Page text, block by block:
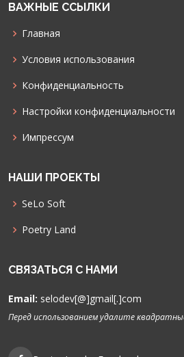
ВАЖНЫЕ ССЫЛКИ
Главная
Условия использования
Конфиденциальность
Настройки конфиденциальности
Импрессум
НАШИ ПРОЕКТЫ
SeLo Soft
Poetry Land
СВЯЗАТЬСЯ С НАМИ
Email: selodev[@]gmail[.]com
Перед использованием удалите